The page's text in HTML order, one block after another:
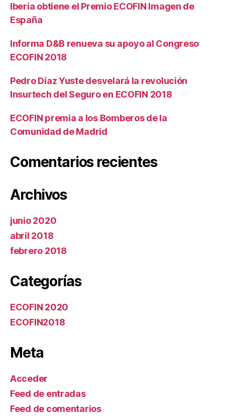
Iberia obtiene el Premio ECOFIN Imagen de
España
Informa D&B renueva su apoyo al Congreso
ECOFIN 2018
Pedro Díaz Yuste desvelará la revolución
Insurtech del Seguro en ECOFIN 2018
ECOFIN premia a los Bomberos de la
Comunidad de Madrid
Comentarios recientes
Archivos
junio 2020
abril 2018
febrero 2018
Categorías
ECOFIN 2020
ECOFIN2018
Meta
Acceder
Feed de entradas
Feed de comentarios